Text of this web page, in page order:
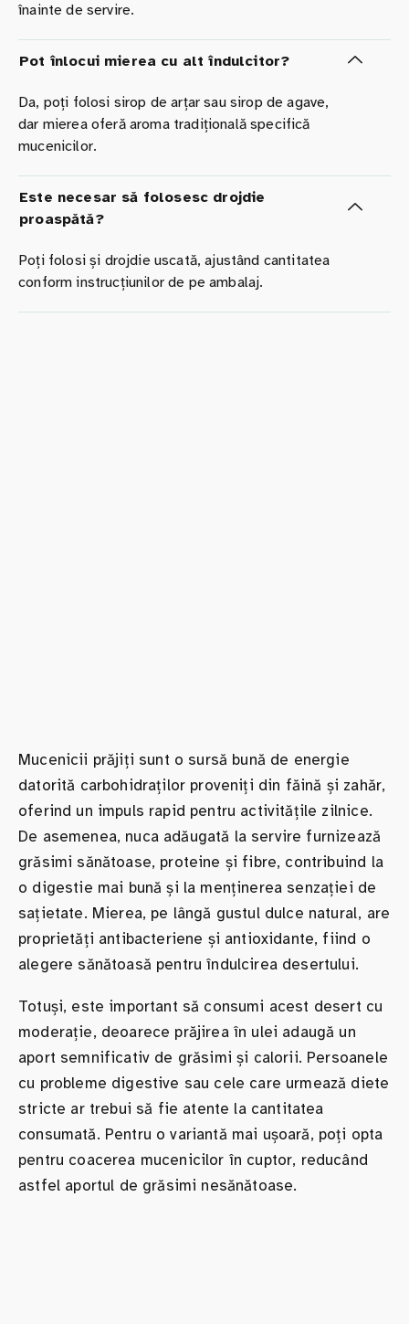
înainte de servire.
Pot înlocui mierea cu alt îndulcitor?
Da, poți folosi sirop de arțar sau sirop de agave,
dar mierea oferă aroma tradițională specifică
mucenicilor.
Este necesar să folosesc drojdie
proaspătă?
Poți folosi și drojdie uscată, ajustând cantitatea
conform instrucțiunilor de pe ambalaj.
Mucenicii prăjiți sunt o sursă bună de energie
datorită carbohidraților proveniți din făină și zahăr,
oferind un impuls rapid pentru activitățile zilnice.
De asemenea, nuca adăugată la servire furnizează
grăsimi sănătoase, proteine și fibre, contribuind la
o digestie mai bună și la menținerea senzației de
sațietate. Mierea, pe lângă gustul dulce natural, are
proprietăți antibacteriene și antioxidante, fiind o
alegere sănătoasă pentru îndulcirea desertului.
Totuși, este important să consumi acest desert cu
moderație, deoarece prăjirea în ulei adaugă un
aport semnificativ de grăsimi și calorii. Persoanele
cu probleme digestive sau cele care urmează diete
stricte ar trebui să fie atente la cantitatea
consumată. Pentru o variantă mai ușoară, poți opta
pentru coacerea mucenicilor în cuptor, reducând
astfel aportul de grăsimi nesănătoase.